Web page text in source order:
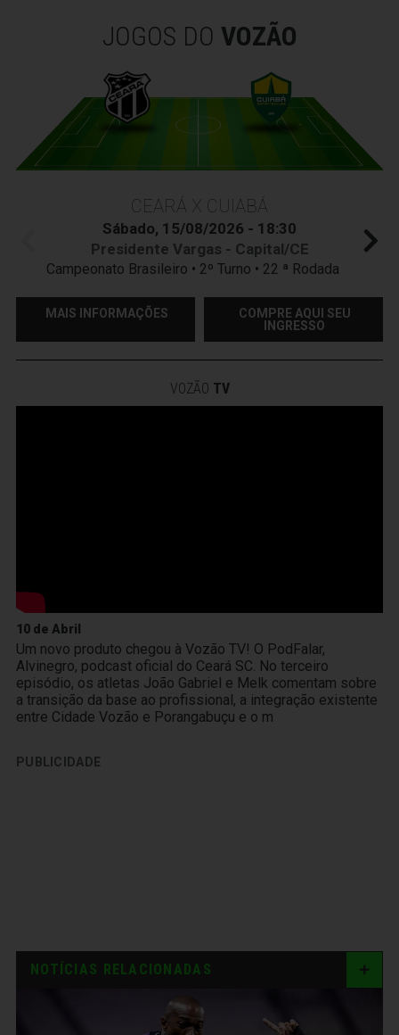
JOGOS DO VOZÃO
CEARÁ X CUIABÁ
Sábado, 15/08/2026 - 18:30
Presidente Vargas - Capital/CE
Campeonato Brasileiro • 2º Turno • 22 ª Rodada
MAIS INFORMAÇÕES
COMPRE AQUI SEU
INGRESSO
VOZÃO TV
10 de Abril
Um novo produto chegou à Vozão TV! O PodFalar,
Alvinegro, podcast oficial do Ceará SC. No terceiro
episódio, os atletas João Gabriel e Melk comentam sobre
a transição da base ao profissional, a integração existente
entre Cidade Vozão e Porangabuçu e o m
PUBLICIDADE
NOTÍCIAS RELACIONADAS